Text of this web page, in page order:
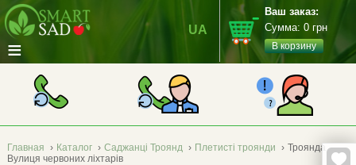
≡
UA
Ваш заказ:
Сумма: 0 грн
В корзину
Главная › Каталог › Саджанці Троянд › Плетисті троянди › Троянда
Вулиця червоних ліхтарів